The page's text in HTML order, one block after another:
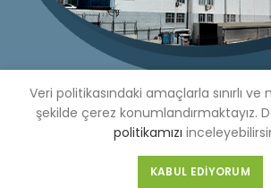
Copyright © 2020 Çetinkaya Pano |
Listesi
Veri politikasındaki amaçlarla sınırlı
şekilde çerez konumlandırmaktayız.
politikamızı
KABUL EDIYORUM